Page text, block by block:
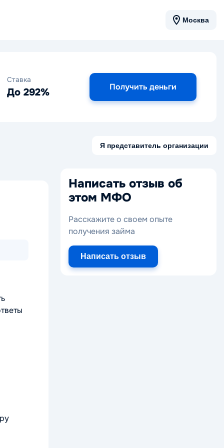
Москва
Ставка
До 292% Получить деньги
Я представитель организации
Написать отзыв об
этом МФО
Расскажите о своем опыте
получения займа
Написать отзыв